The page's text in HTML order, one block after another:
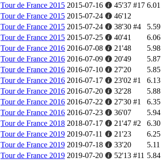
Tour de France 2015 2015-07-16 45'37 #17 6.01
Tour de France 2015 2015-07-24
46'12
Tour de France 2015 2015-07-24 38'30 #4 5.59
Tour de France 2015 2015-07-25 40'41 6.06
Tour de France 2016 2016-07-08 21'48 5.98
Tour de France 2016 2016-07-09 20'49 5.87
Tour de France 2016 2016-07-10 27'20 5.85
Tour de France 2016 2016-07-17 23'02 #1 6.13
Tour de France 2016 2016-07-20 32'28 5.88
Tour de France 2016 2016-07-22 27'30 #1 6.35
Tour de France 2016 2016-07-23 36'07 5.94
Tour de France 2018 2018-07-17 21'47 #2 6.30
Tour de France 2019 2019-07-11 21'23 6.25
Tour de France 2019 2019-07-18 33'20 5.11
Tour de France 2019 2019-07-20 52'13 #11 5.84